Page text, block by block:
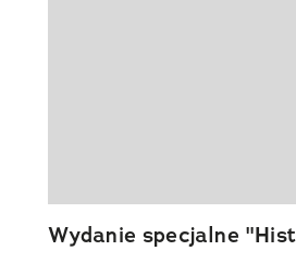
Wydanie specjalne